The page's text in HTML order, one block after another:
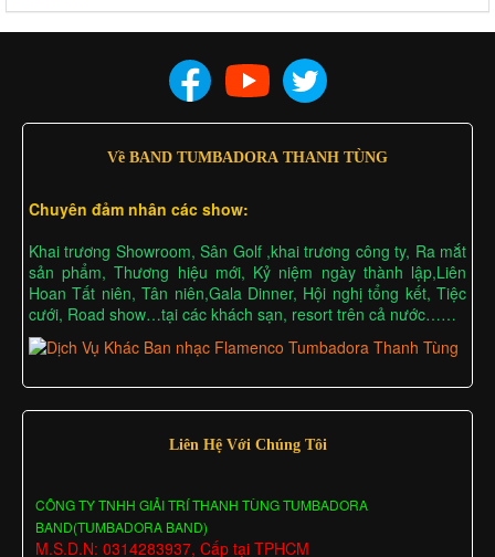
Về BAND TUMBADORA THANH TÙNG
Chuyên đảm nhân các show:
Khai trương Showroom, Sân Golf ,khai trương công ty, Ra mắt
sản phẩm, Thương hiệu mới, Kỷ niệm ngày thành lập,Liên
Hoan Tất niên, Tân niên,Gala Dinner, Hội nghị tổng kết, Tiệc
cưới, Road show…tại các khách sạn, resort trên cả nước……
Liên Hệ Với Chúng Tôi
CÔNG TY TNHH GIẢI TRÍ THANH TÙNG TUMBADORA
BAND(TUMBADORA BAND)
M.S.D.N: 0314283937, Cấp tại TPHCM